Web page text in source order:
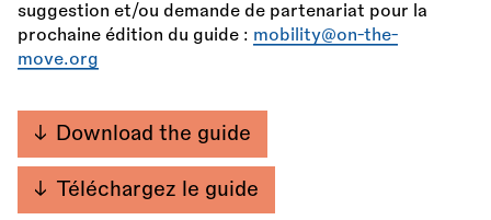
suggestion et/ou demande de partenariat pour la
prochaine édition du guide : mobility@on-the-
move.org
Download the guide
Téléchargez le guide